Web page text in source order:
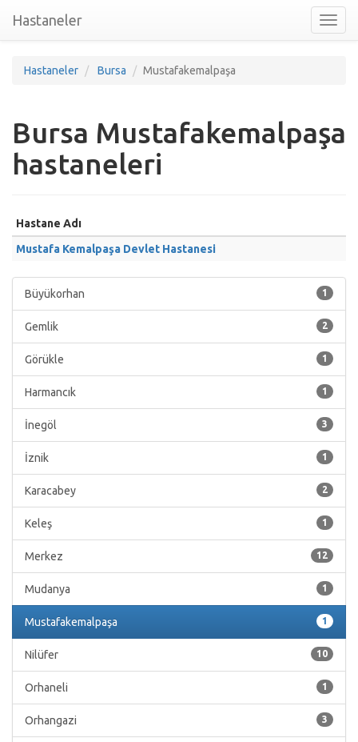
nav
Hastaneler
Hastaneler Bursa Mustafakemalpaşa
Bursa Mustafakemalpaşa
hastaneleri
Hastane Adı
Mustafa Kemalpaşa Devlet Hastanesi
1
Büyükorhan
2
Gemlik
1
Görükle
1
Harmancık
3
İnegöl
1
İznik
2
Karacabey
1
Keleş
12
Merkez
1
Mudanya
1
Mustafakemalpaşa
10
Nilüfer
1
Orhaneli
3
Orhangazi